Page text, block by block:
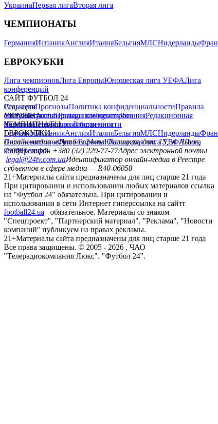
УкраинаПервая лигаВторая лига
ЧЕМПИОНАТЫ
ГерманияИспанияАнглияИталияБельгияМЛСНидерланды
ЕВРОКУБКИ
Лига чемпионовЛига ЕвропыЮношеская лига УЕФАЛига
конференций
САЙТ ФУТБОЛ 24
РедакцияПрогнозыПолитика конфиденциальностиПравила
сайтуКонтактыПравила комментированияРедакционная
политикаСтруктура собственности
Соц. сети
facebookxyoutubeinstagramtelegramviber
УКРАИНА
УкраинаПервая лигаВторая лига
ЧЕМПИОНАТЫ
ГерманияИспанияАнглияИталияБельгияМЛСНидерланды
ЕВРОКУБКИ
Лига чемпионовЛига ЕвропыЮношеская лига УЕФАЛига
конференций
Онлайн-медиа «Футбол 24»пл. Галицкая, дом. 15, м. Львов,
79008Телефон +380 (32) 229-77-77Адрес электронной почты
legal@24tv.com.uaИдентификатор онлайн-медиа в Реестре
субъектов в сфере медиа — R40-06058
21+Материалы сайта предназначены для лиц старше 21 года
При цитировании и использовании любых материалов ссылка
на "Футбол 24" обязательна. При цитировании и
использовании в сети Интернет гиперссылка на сайтт
football24.ua
обязательное. Материалы со знаком
"Спецпроект", "Партнерский материал", "Реклама", "Новости
компаний" публикуем на правах рекламы.
21+Материалы сайта предназначены для лиц старше 21 года
Все права защищены. © 2005 - 2026 , ЧАО
"Телерадиокомпания Люкс". "Футбол 24".